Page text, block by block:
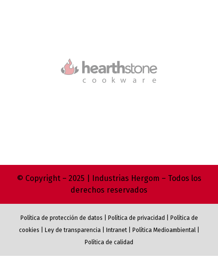
© Copyright – 2025 | Industrias Hergom – Todos los
derechos reservados
Política de protección de datos Política de privacidad
Política de
cookies
Ley de transparencia| Intranet| Política Medioambiental|
Política de calidad